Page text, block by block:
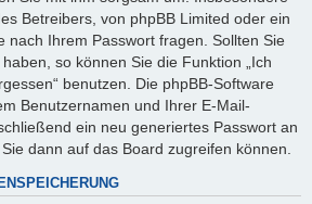
Betreibers, von phpBB Limited oder ein
nach Ihrem Passwort fragen. Sollten Sie
so können Sie die Funktion „Ich
benutzen. Die phpBB-Software
Benutzernamen und Ihrer E-Mail-
ein neu generiertes Passwort an
dann auf das Board zugreifen können.